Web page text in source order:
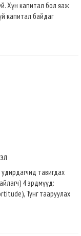
Хүн капитал бол яаж
капитал байдаг
удирдагчид тавигдах
4 эрдмүүд:
Тунг тааруулах